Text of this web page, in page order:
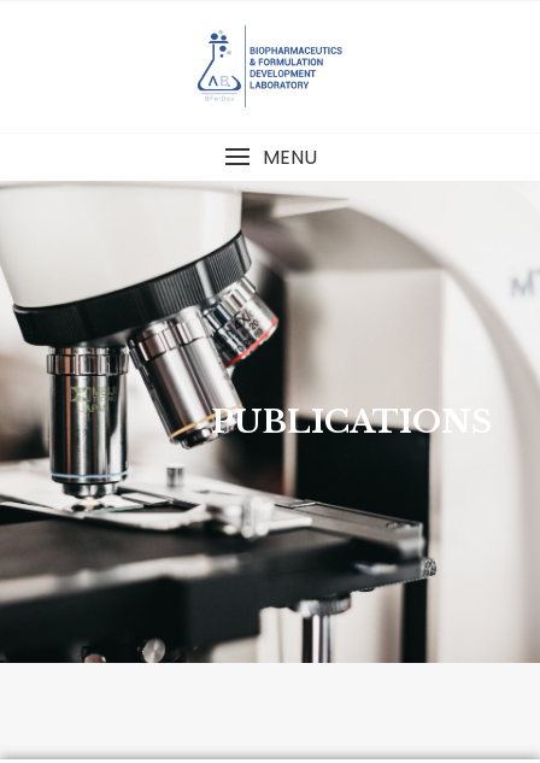
MENU
PUBLICATIONS